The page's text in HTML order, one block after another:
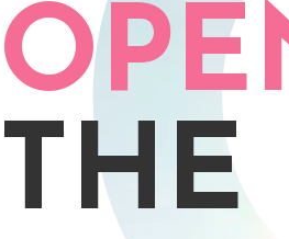
THE